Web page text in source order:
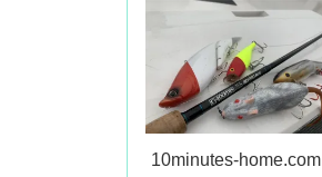
10minutes-home.com